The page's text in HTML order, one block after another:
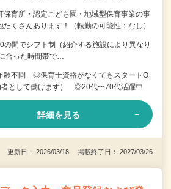
保育所・認定こども園・地域型保育事業の事
くさんあります！（転勤の可能性：なし）
の間でシフト制（紹介する施設により異なり
合った時間帯で…
齢不問 ◎保育士資格がなくてもスタートO
者として働けます） ◎20代〜70代活躍中
詳細を見る
更新日： 2026/03/18 掲載終了日： 2027/03/26